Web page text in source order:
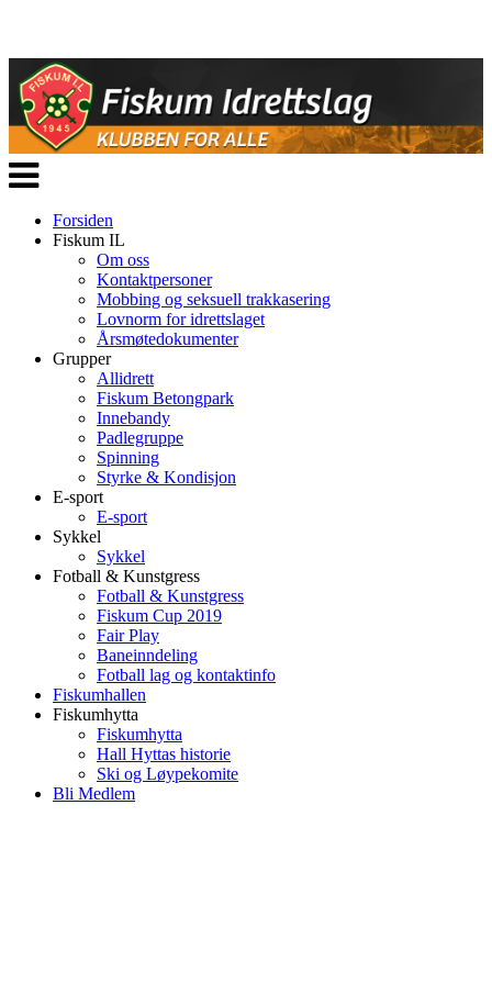
Veksle
navigasjon
Forsiden
Fiskum IL
Om oss
Kontaktpersoner
Mobbing og seksuell trakkasering
Lovnorm for idrettslaget
Årsmøtedokumenter
Grupper
Allidrett
Fiskum Betongpark
Innebandy
Padlegruppe
Spinning
Styrke & Kondisjon
E-sport
E-sport
Sykkel
Sykkel
Fotball & Kunstgress
Fotball & Kunstgress
Fiskum Cup 2019
Fair Play
Baneinndeling
Fotball lag og kontaktinfo
Fiskumhallen
Fiskumhytta
Fiskumhytta
Hall Hyttas historie
Ski og Løypekomite
Bli Medlem